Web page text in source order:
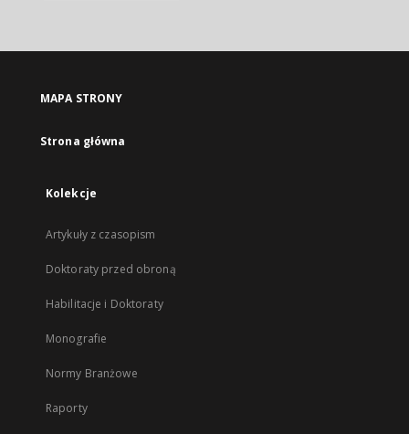
MAPA STRONY
Strona główna
Kolekcje
Artykuły z czasopism
Doktoraty przed obroną
Habilitacje i Doktoraty
Monografie
Normy Branżowe
Raporty